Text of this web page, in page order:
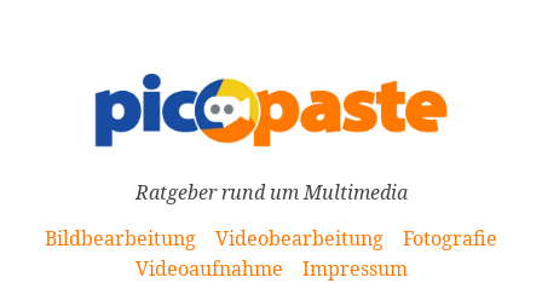
Ratgeber rund um Multimedia
Bildbearbeitung
Videobearbeitung
Fotografie
Videoaufnahme
Impressum